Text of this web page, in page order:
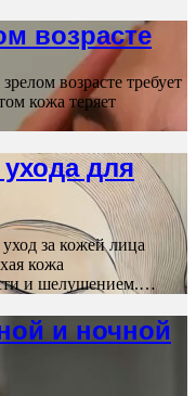
возрасте
возрасте требует
кожа теряет
для
за кожей лица
кожа
и шелушением.…
и ночной